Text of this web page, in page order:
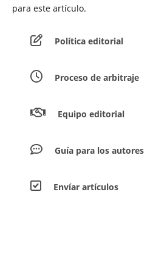
para este artículo.
Política editorial
Proceso de arbitraje
Equipo editorial
Guía para los autores
Envíar artículos